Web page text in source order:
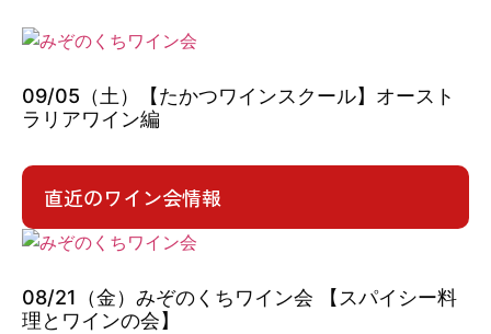
09/05（土）【たかつワインスクール】オースト
ラリアワイン編
直近のワイン会情報
08/21（金）みぞのくちワイン会 【スパイシー料
理とワインの会】